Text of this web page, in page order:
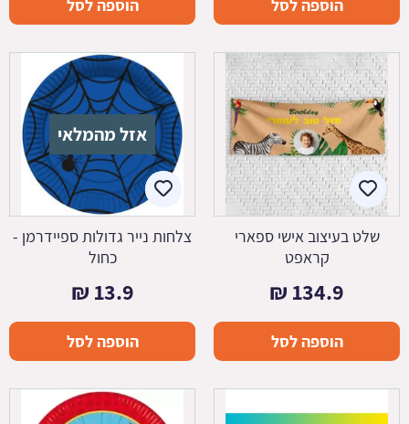
הוספה לסל הוספה לסל
שלט בעיצוב אישי ספארי
קראפט
134.9
₪
הוספה לסל
אזל מהמלאי
צלחות נייר גדולות ספיידרמן -
כחול
13.9
₪
הוספה לסל